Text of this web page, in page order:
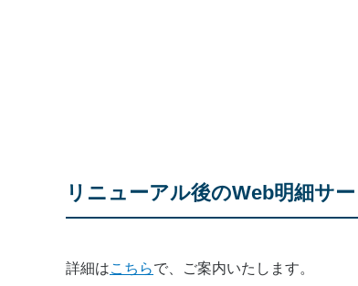
リニューアル後のWeb明細サ
詳細はこちらで、ご案内いたします。